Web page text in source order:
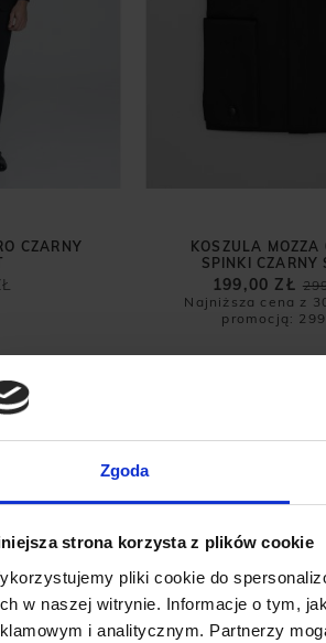
Zgoda
strona korzysta z plików cookie
pliki cookie do
w naszej witrynie. Informacje o tym,
i analitycznym. Partnerzy
CZARNY
KOSZULA
SPINKI CZARNY
199,00 ZŁ
Najniższa cena z
promocją: